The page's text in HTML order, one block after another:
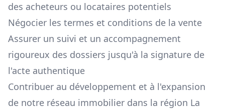
des acheteurs ou locataires potentiels
Négocier les termes et conditions de la vente
Assurer un suivi et un accompagnement
rigoureux des dossiers jusqu'à la signature de
l'acte authentique
Contribuer au développement et à l'expansion
de notre réseau immobilier dans la région La